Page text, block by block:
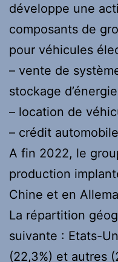
développe une
composants de
pour véhicules
– vente de
stockage
– location de
– crédit
A fin 2022, le
production
Chine et en
La répartition
suivante : Etats-
(22,3%) et autres